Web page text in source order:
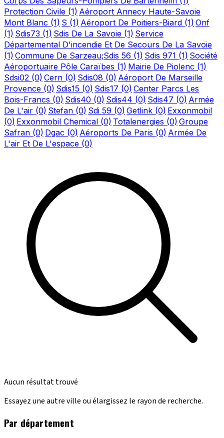
Protection Civile (1) Aéroport Annecy Haute-Savoie
Mont Blanc (1) S (1) Aéroport De Poitiers-Biard (1) Onf
(1) Sdis73 (1) Sdis De La Savoie (1) Service
Départemental D'incendie Et De Secours De La Savoie
(1) Commune De Sarzeau;Sdis 56 (1) Sdis 971 (1) Société
Aéroportuaire Pôle Caraïbes (1) Mairie De Piolenc (1)
Sdsi02 (0) Cern (0) Sdis08 (0) Aéroport De Marseille
Provence (0) Sdis15 (0) Sdis17 (0) Center Parcs Les
Bois-Francs (0) Sdis40 (0) Sdis44 (0) Sdis47 (0) Armée
De L'air (0) Stefan (0) Sdi 59 (0) Getlink (0) Exxonmobil
(0) Exxonmobil Chemical (0) Totalenergies (0) Groupe
Safran (0) Dgac (0) Aéroports De Paris (0) Armée De
L'air Et De L'espace (0)
Aucun résultat trouvé
Essayez une autre ville ou élargissez le rayon de recherche.
Par département